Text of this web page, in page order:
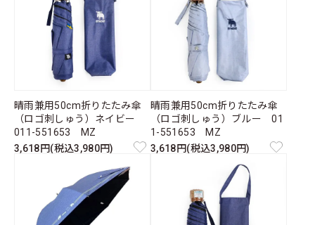
晴雨兼用50cm折りたたみ傘
（ロゴ刺しゅう）ネイビー
011-551653 MZ
3,618円(税込3,980円)
晴雨兼用50cm折りたたみ傘
（ロゴ刺しゅう）ブルー 01
1-551653 MZ
3,618円(税込3,980円)